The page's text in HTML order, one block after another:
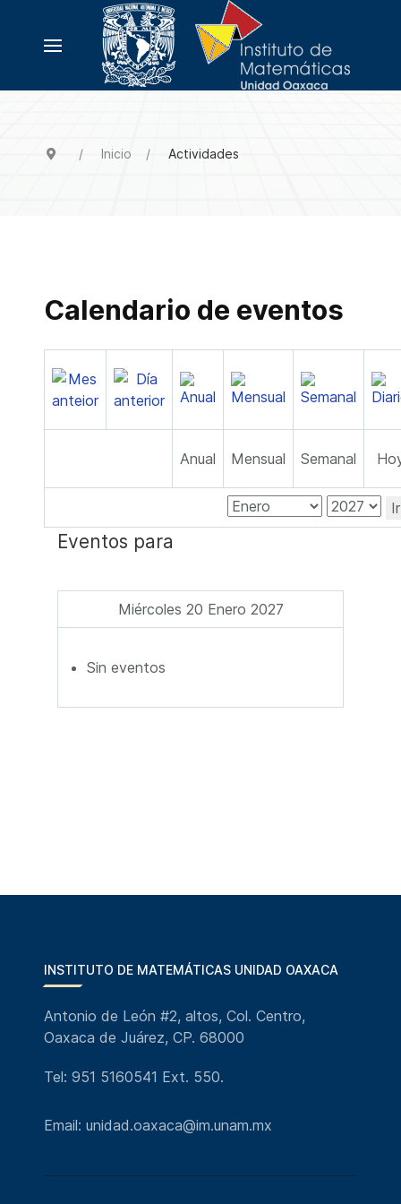
Inicio Actividades
Calendario de eventos
Anual Mensual Semanal
Eventos para
Miércoles 20 Enero 2027
Sin eventos
INSTITUTO DE MATEMÁTICAS UNIDAD OAXACA
Antonio de León #2, altos, Col. Centro,
Oaxaca de Juárez, CP. 68000
Tel: 951 5160541 Ext. 550.
Email: unidad.oaxaca@im.unam.mx